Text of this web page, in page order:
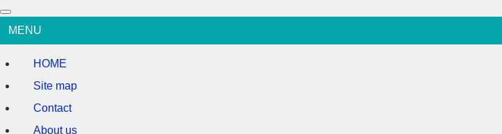
MENU
HOME
Site map
Contact
About us